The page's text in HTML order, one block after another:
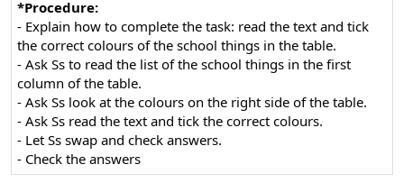
*Procedure:
- Explain how to complete the task: read the text and tick
the correct colours of the school things in the table.
- Ask Ss to read the list of the school things in the first
column of the table.
- Ask Ss look at the colours on the right side of the table.
- Ask Ss read the text and tick the correct colours.
- Let Ss swap and check answers.
- Check the answers​